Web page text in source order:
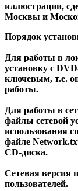
иллюстрации,
Москвы и
Порядок
Для работы в
установку с
ключевым, т.е.
работы.
Для работы в
файлы сетевой
использования
файле
СD-диска.
Сетевая версия
пользователей.